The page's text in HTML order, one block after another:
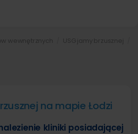
na mapie Łodzi
kliniki posiadającej